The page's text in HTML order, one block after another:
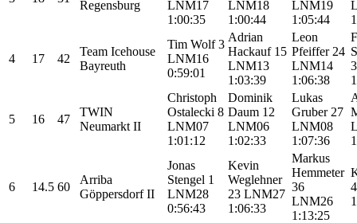
Regensburg
LNM17
1:00:35
LNM18
1:00:44
LNM19
1:05:44
4 17 42
Team Icehouse
Bayreuth
Tim Wolf 3
LNM16
0:59:01
Adrian
Hackauf 15
LNM13
1:03:39
Leon
Pfeiffer 24
LNM14
1:06:38
5 16 47
TWIN
Neumarkt II
Christoph
Ostalecki 8
LNM07
1:01:12
Dominik
Daum 12
LNM06
1:02:33
Lukas
Gruber 27
LNM08
1:07:36
6 14.5 60
Arriba
Göppersdorf II
Jonas
Stengel 1
LNM28
0:56:43
Kevin
Weglehner
23 LNM27
1:06:33
Markus
Hemmeter
36
LNM26
1:13:25